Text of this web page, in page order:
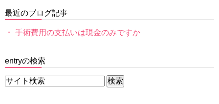
最近のブログ記事
手術費用の支払いは現金のみですか
entryの検索